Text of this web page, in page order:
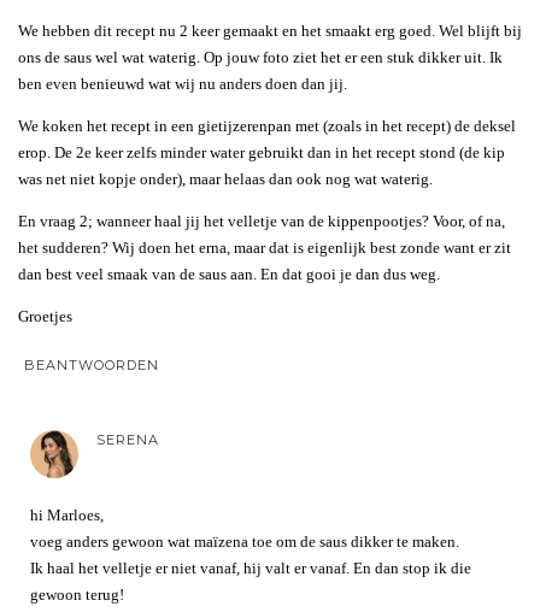
We hebben dit recept nu 2 keer gemaakt en het smaakt erg goed. Wel blijft bij
ons de saus wel wat waterig. Op jouw foto ziet het er een stuk dikker uit. Ik
ben even benieuwd wat wij nu anders doen dan jij.
We koken het recept in een gietijzerenpan met (zoals in het recept) de deksel
erop. De 2e keer zelfs minder water gebruikt dan in het recept stond (de kip
was net niet kopje onder), maar helaas dan ook nog wat waterig.
En vraag 2; wanneer haal jij het velletje van de kippenpootjes? Voor, of na,
het sudderen? Wij doen het erna, maar dat is eigenlijk best zonde want er zit
dan best veel smaak van de saus aan. En dat gooi je dan dus weg.
Groetjes
BEANTWOORDEN
SERENA
hi Marloes,
voeg anders gewoon wat maïzena toe om de saus dikker te maken.
Ik haal het velletje er niet vanaf, hij valt er vanaf. En dan stop ik die
gewoon terug!